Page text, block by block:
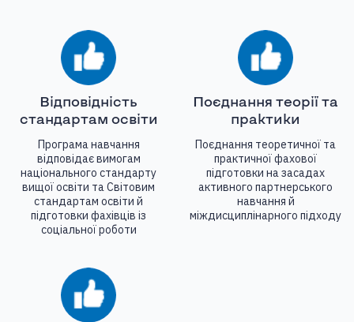
Відповідність
стандартам освіти
Програма навчання
відповідає вимогам
національного стандарту
вищої освіти та Світовим
стандартам освіти й
підготовки фахівців із
соціальної роботи
Поєднання теорії та
практики
Поєднання теоретичної та
практичної фахової
підготовки на засадах
активного партнерського
навчання й
міждисциплінарного підходу